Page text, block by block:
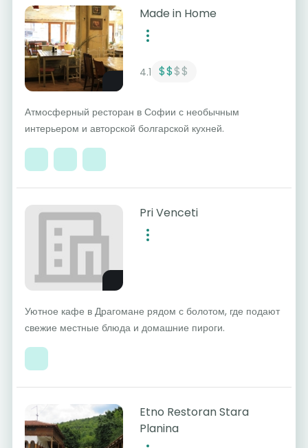
Made in Home
4.1 $$$$
Атмосферный ресторан в Софии с необычным
интерьером и авторской болгарской кухней.
Pri Venceti
Уютное кафе в Драгомане рядом с болотом, где подают
свежие местные блюда и домашние пироги.
Etno Restoran Stara
Planina